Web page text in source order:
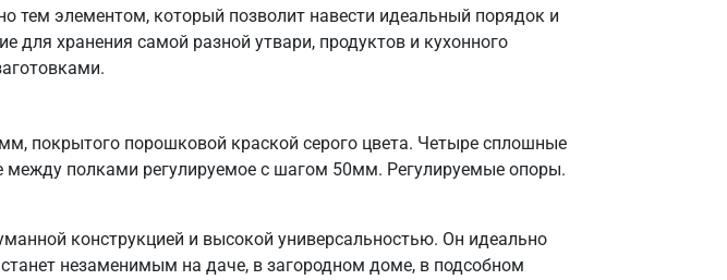
тем элементом, который позволит навести идеальный порядок и
для хранения самой разной утвари, продуктов и кухонного
покрытого порошковой краской серого цвета. Четыре сплошные
полками регулируемое с шагом 50мм. Регулируемые опоры.
конструкцией и высокой универсальностью. Он идеально
незаменимым на даче, в загородном доме, в подсобном